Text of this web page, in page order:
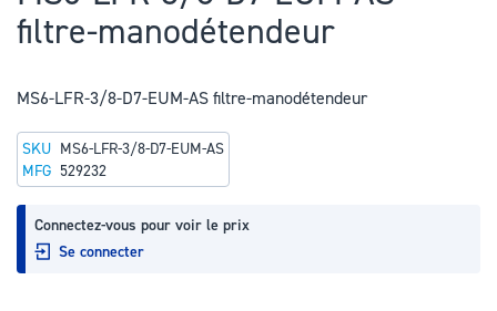
début
la
d’images
filtre-manodétendeur
MS6-LFR-3/8-D7-EUM-AS filtre-manodétendeur
Connectez-vous pour voir le prix
Se connecter
SKU MS6-LFR-3/8-D7-EUM-AS
MFG 529232